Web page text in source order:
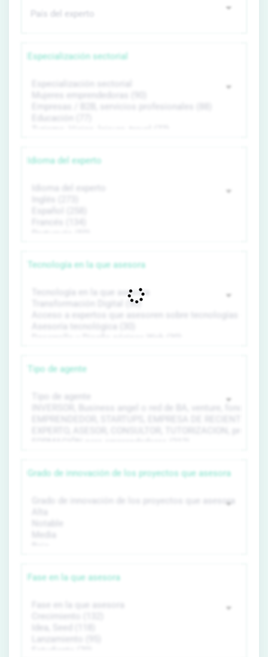
Especialización sectorial
Idioma del experto
Tecnología en la que asesora
Tipo de agente
Grado de innovación de los proyectos que asesora
Fase en la que asesora